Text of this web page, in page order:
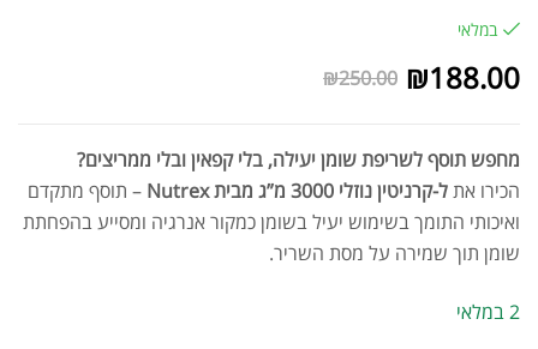
במלאי
₪250.00 ₪188.00
מחפש תוסף לשריפת שומן יעילה, בלי קפאין ובלי ממריצים?
הכירו אתל-קרניטין נוזלי 3000 מ”ג מבית Nutrex
– תוסף מתקדם
ואיכותי התומך בשימוש יעיל בשומן כמקור אנרגיה ומסייע בהפחתת
שומן תוך שמירה על מסת השריר.
2 במלאי